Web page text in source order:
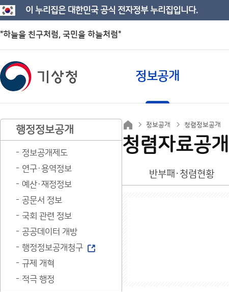
이 누리집은 대한민국 공식 전자정부 누리집입니다.
"하늘을 친구처럼, 국민을 하늘처럼"
정보공개
행정정보공개
정보공개제도
연구·용역정보
예산·재정정보
공문서 정보
국회 관련 정보
공공데이터 개방
행정정보공개청구
규제 개혁
적극 행정
정보공개 청렴정보공개
청렴자료공개
반부패·청렴현황